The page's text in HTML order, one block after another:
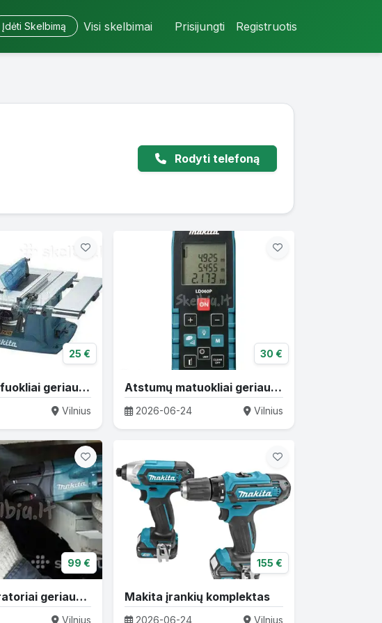
Įdėti Skelbimą Visi skelbimai Prisijungti Registruotis
Rodyti telefoną
25 €
Kampiniai šlifuokliai geriausiomis kainomis!
Vilnius
30 €
Atstumų matuokliai geriausiomis kainomis
2026-06-24 Vilnius
99 €
Akum perforatoriai geriausiomis kainomis !
Vilnius
155 €
Makita įrankių komplektas
2026-06-24 Vilnius